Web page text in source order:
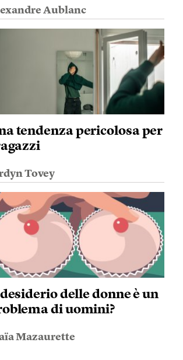
Aublanc
tendenza pericolosa per
Tovey
delle donne è un
di uomini?
Mazaurette